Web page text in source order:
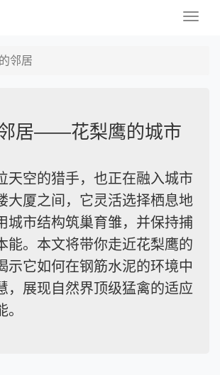
邻居
居——花梨鹰的城市
天空的猎手，也正在融入城市
大厦之间，它灵活选择栖息地
城市结构筑巢育雏，并保持捕
能。本文将带你走近花梨鹰的
示它如何在钢筋水泥的环境中
，展现自然界顶级猛禽的适应